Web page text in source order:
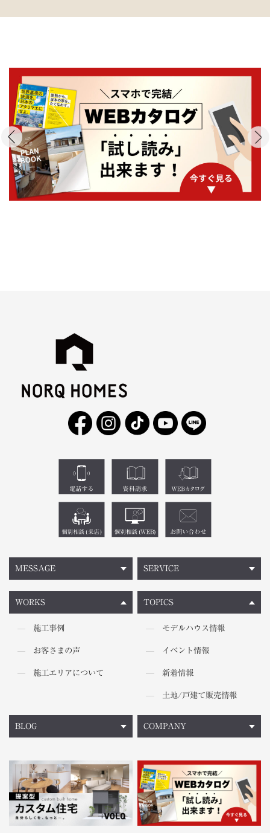
MESSAGE
WORKS
施工事例
お客さまの声
施工エリアについて
TOPICS
モデルハウス情報
イベント情報
新着情報
土地/戸建て販売情報
SERVICE
BLOG COMPANY